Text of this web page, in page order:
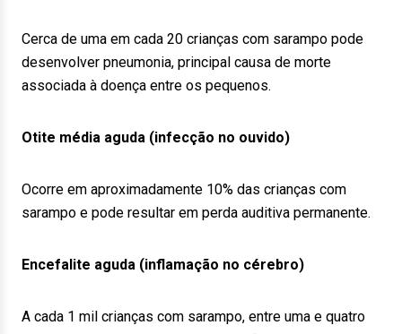
Cerca de uma em cada 20 crianças com sarampo pode
desenvolver pneumonia, principal causa de morte
associada à doença entre os pequenos.
Otite média aguda (infecção no ouvido)
Ocorre em aproximadamente 10% das crianças com
sarampo e pode resultar em perda auditiva permanente.
Encefalite aguda (inflamação no cérebro)
A cada 1 mil crianças com sarampo, entre uma e quatro